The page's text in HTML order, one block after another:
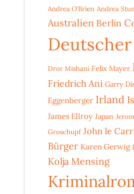
Andrea O'Brien Andrea
Australien Berlin
Dror Mishani Felix Mayer
Friedrich Ani Garry
Eggenberger Irland
James Ellroy Japan
Groschupf John le
Bürger Karen Gerwig
Kolja Mensing